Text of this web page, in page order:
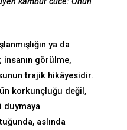
ya da
görülme,
trajik hikâyesidir.
korkunçluğu değil,
duymaya
aslında